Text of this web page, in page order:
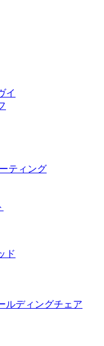
イ
ティング
ド
ルディングチェア